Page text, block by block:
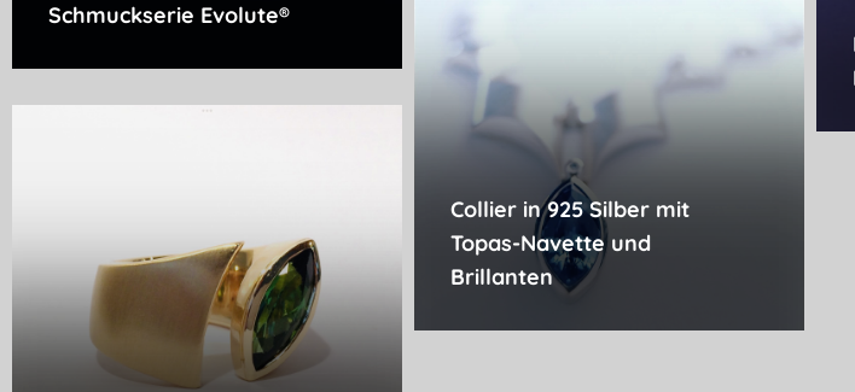
Schmuckserie Evolute®
Collier in 925 Silber mit
Topas-Navette und
Brillanten